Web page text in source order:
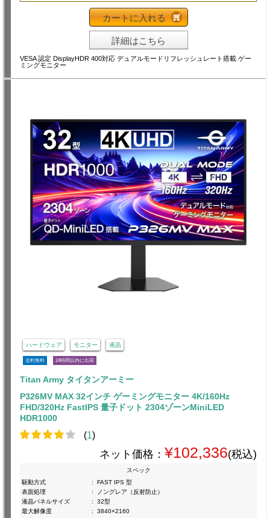
カートに入れる
詳細はこちら
VESA 認定 DisplayHDR 400対応 デュアルモードリフレッシュレート搭載 ゲー
ミングモニター
ハードウェア モニター 液晶
送料無料 24時間以内に出荷
Titan Army タイタンアーミー
P326MV MAX 32インチ ゲーミングモニター 4K/160Hz
FHD/320Hz FastIPS 量子ドット 2304ゾーンMiniLED
HDR1000
(1)
ネット価格： ¥102,336(税込)
スペック
駆動方式
:
FAST IPS 型
表面処理
:
ノングレア（反射防止）
液晶パネルサイズ
:
32型
最大解像度
:
3840×2160